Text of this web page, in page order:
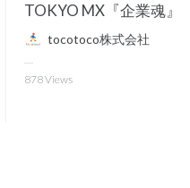
tocotoco株式会社
878Views